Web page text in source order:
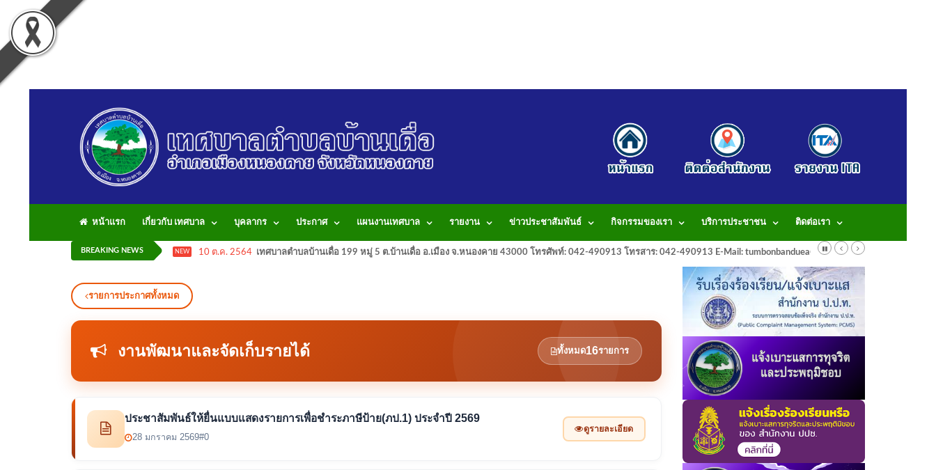
หน้าแรก เกี่ยวกับ เทศบาล บุคลากร ประกาศ แผนงานเทศบาล รายงาน ข่าวประชาสัมพันธ์ กิจกรรมของเรา บริการประชาชน ติดต่อเรา
BREAKING NEWS NEW 10 ต.ค. 2564 เทศบาลตำบลบ้านเดื่อ 199 หมู่ 5 ต.บ้านเดื่อ อ.เมือง จ.หนองคาย 43000 โทรศัพท์: 042-490913 โทรสาร: 042-490913 E-Mail: tumbonbanduea@gmail.com
รายการประกาศทั้งหมด
งานพัฒนาและจัดเก็บรายได้ ทั้งหมด16รายการ
ประชาสัมพันธ์ให้ยื่นแบบแสดงรายการเพื่อชำระภาษีป้าย(ภป.1) ประจำปี 2569
28 มกราคม 2569#0
ดูรายละเอียด